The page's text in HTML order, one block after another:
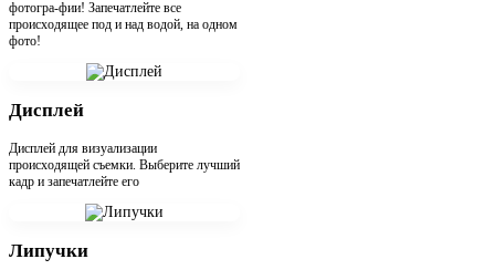
фотогра-фии! Запечатлейте все
происходящее под и над водой, на одном
фото!
Дисплей
Дисплей для визуализации
происходящей съемки. Выберите лучший
кадр и запечатлейте его
Липучки